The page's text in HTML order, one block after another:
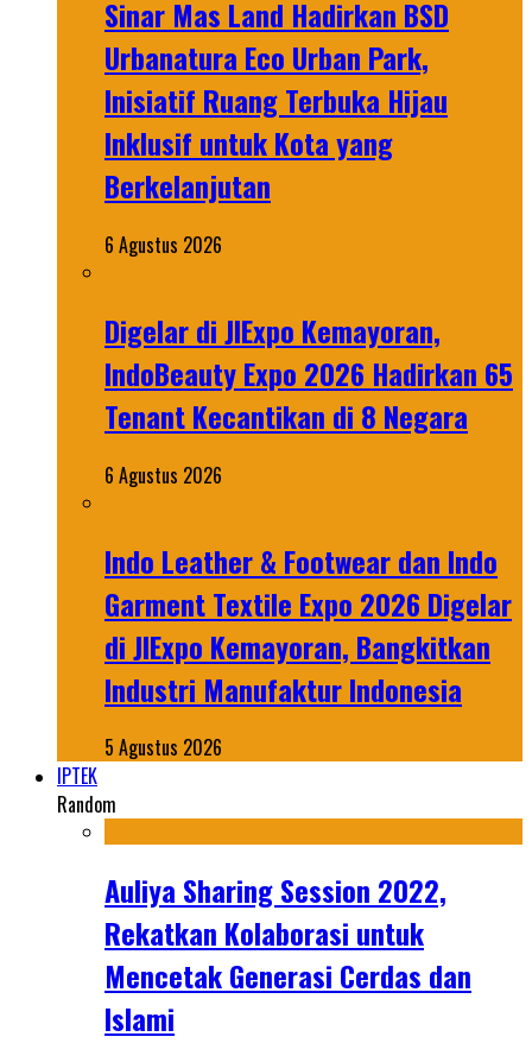
Sinar Mas Land Hadirkan BSD
Urbanatura Eco Urban Park,
Inisiatif Ruang Terbuka Hijau
Inklusif untuk Kota yang
Berkelanjutan
6 Agustus 2026
Digelar di JIExpo Kemayoran,
IndoBeauty Expo 2026 Hadirkan 65
Tenant Kecantikan di 8 Negara
6 Agustus 2026
Indo Leather & Footwear dan Indo
Garment Textile Expo 2026 Digelar
di JIExpo Kemayoran, Bangkitkan
Industri Manufaktur Indonesia
5 Agustus 2026
IPTEK
Random
Auliya Sharing Session 2022,
Rekatkan Kolaborasi untuk
Mencetak Generasi Cerdas dan
Islami